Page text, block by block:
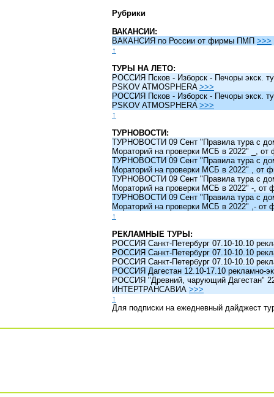
Рубрики
ВАКАНСИИ:
ВАКАНСИЯ по России от фирмы ПМП >>>
↑
ТУРЫ НА ЛЕТО:
РОССИЯ Псков - Изборск - Печоры экск.
PSKOV ATMOSPHERA >>>
РОССИЯ Псков - Изборск - Печоры экск.
PSKOV ATMOSPHERA >>>
↑
ТУРНОВОСТИ:
ТУРНОВОСТИ 09 Сент "Правила тура с
Мораторий на проверки МСБ в 2022" _,
ТУРНОВОСТИ 09 Сент "Правила тура с
Мораторий на проверки МСБ в 2022" ,
ТУРНОВОСТИ 09 Сент "Правила тура с
Мораторий на проверки МСБ в 2022" -,
ТУРНОВОСТИ 09 Сент "Правила тура с
Мораторий на проверки МСБ в 2022" ,-
↑
РЕКЛАМНЫЕ ТУРЫ:
РОССИЯ Санкт-Петербург 07.10-10.10
РОССИЯ Санкт-Петербург 07.10-10.10
РОССИЯ Санкт-Петербург 07.10-10.10
РОССИЯ Дагестан 12.10-17.10 рекламно-
РОССИЯ "Древний, чарующий Дагестан"
ИНТЕРТРАНСАВИА >>>
↑
Для подписки на ежедневный дайджест